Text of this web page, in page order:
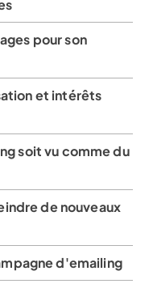
pour son
et intérêts
soit vu comme du
de nouveaux
d'emailing